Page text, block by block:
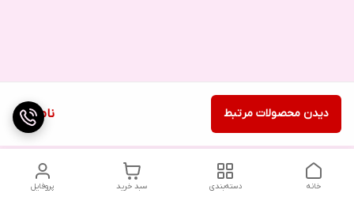
ناموجود دیدن محصولات مرتبط
پروفایل سبد خرید دسته‌بندی خانه